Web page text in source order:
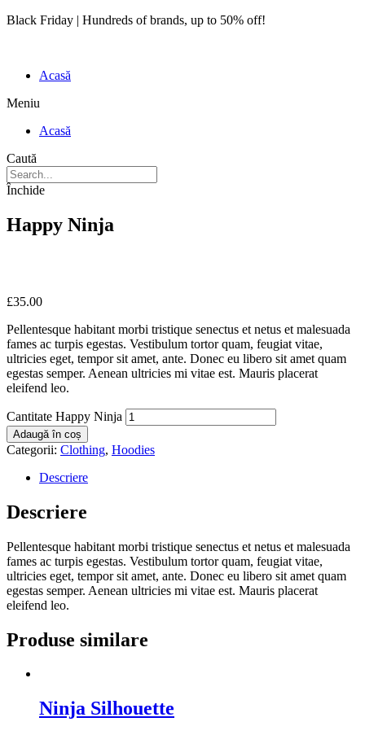
Black Friday | Hundreds of brands, up to 50% off!
Acasă
Meniu
Acasă
Caută
Închide
Happy Ninja
£35.00
Pellentesque habitant morbi tristique senectus et netus et malesuada
fames ac turpis egestas. Vestibulum tortor quam, feugiat vitae,
ultricies eget, tempor sit amet, ante. Donec eu libero sit amet quam
egestas semper. Aenean ultricies mi vitae est. Mauris placerat
eleifend leo.
Cantitate Happy Ninja
Adaugă în coș
Categorii: Clothing, Hoodies
Descriere
Descriere
Pellentesque habitant morbi tristique senectus et netus et malesuada
fames ac turpis egestas. Vestibulum tortor quam, feugiat vitae,
ultricies eget, tempor sit amet, ante. Donec eu libero sit amet quam
egestas semper. Aenean ultricies mi vitae est. Mauris placerat
eleifend leo.
Produse similare
Ninja Silhouette